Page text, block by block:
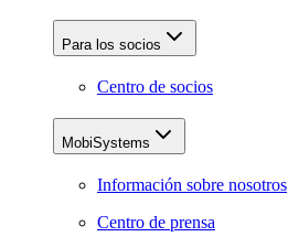
Para los socios
Centro de socios
MobiSystems
Información sobre nosotros
Centro de prensa